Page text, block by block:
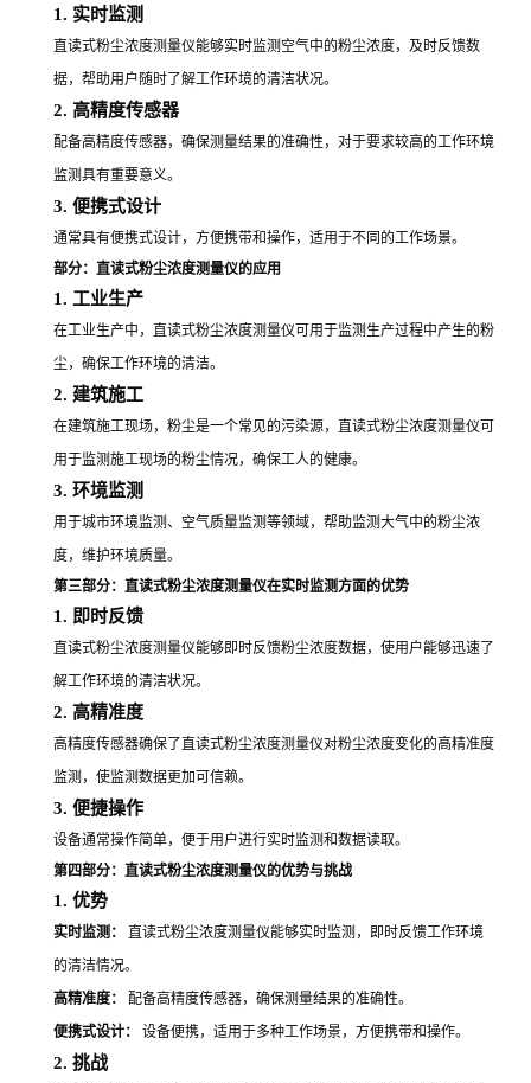
1. 实时监测
直读式粉尘浓度测量仪能够实时监测空气中的粉尘浓度，及时反馈数
据，帮助用户随时了解工作环境的清洁状况。
2. 高精度传感器
配备高精度传感器，确保测量结果的准确性，对于要求较高的工作环境
监测具有重要意义。
3. 便携式设计
通常具有便携式设计，方便携带和操作，适用于不同的工作场景。
部分：直读式粉尘浓度测量仪的应用
1. 工业生产
在工业生产中，直读式粉尘浓度测量仪可用于监测生产过程中产生的粉
尘，确保工作环境的清洁。
2. 建筑施工
在建筑施工现场，粉尘是一个常见的污染源，直读式粉尘浓度测量仪可
用于监测施工现场的粉尘情况，确保工人的健康。
3. 环境监测
用于城市环境监测、空气质量监测等领域，帮助监测大气中的粉尘浓
度，维护环境质量。
第三部分：直读式粉尘浓度测量仪在实时监测方面的优势
1. 即时反馈
直读式粉尘浓度测量仪能够即时反馈粉尘浓度数据，使用户能够迅速了
解工作环境的清洁状况。
2. 高精准度
高精度传感器确保了直读式粉尘浓度测量仪对粉尘浓度变化的高精准度
监测，使监测数据更加可信赖。
3. 便捷操作
设备通常操作简单，便于用户进行实时监测和数据读取。
第四部分：直读式粉尘浓度测量仪的优势与挑战
1. 优势
实时监测：
直读式粉尘浓度测量仪能够实时监测，即时反馈工作环境
的清洁情况。
高精准度：
配备高精度传感器，确保测量结果的准确性。
便携式设计：
设备便携，适用于多种工作场景，方便携带和操作。
2. 挑战